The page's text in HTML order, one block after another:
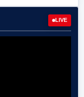
LIVE